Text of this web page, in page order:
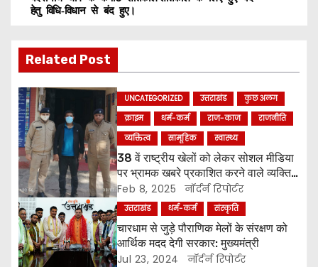
o
t
n
a
v
i
g
a
हेतु विधि-विधान से बंद हुए।
Related Post
UNCATEGORIZED उत्तराखंड
कुछ अलग
क्राइम
धर्म-कर्म राज-काज
राजनीति
व्यक्तित्व
सामूहिक स्वास्थ्य
38 वें राष्ट्रीय खेलों को लेकर सोशल मीडिया
पर भ्रामक खबरे प्रकाशित करने वाले व्यक्ति
को किया पुलिस ने गिरफ्तार ।
Feb 8, 2025 नॉर्दर्न रिपोर्टर
उत्तराखंड धर्म-कर्म संस्कृति
चारधाम से जुड़े पौराणिक मेलों के संरक्षण को
आर्थिक मदद देगी सरकार: मुख्यमंत्री
Jul 23, 2024 नॉर्दर्न रिपोर्टर